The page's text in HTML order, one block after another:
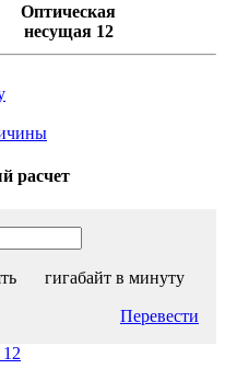
Оптическая
несущая 12
расчет
гигабайт в минуту
Перевести
12